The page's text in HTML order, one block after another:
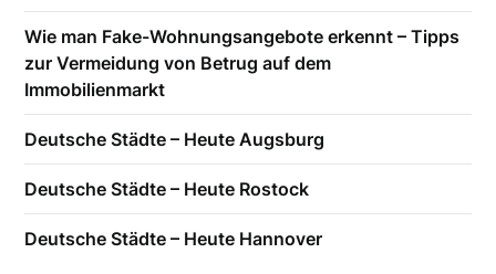
Wie man Fake-Wohnungsangebote erkennt – Tipps
zur Vermeidung von Betrug auf dem
Immobilienmarkt
Deutsche Städte – Heute Augsburg
Deutsche Städte – Heute Rostock
Deutsche Städte – Heute Hannover